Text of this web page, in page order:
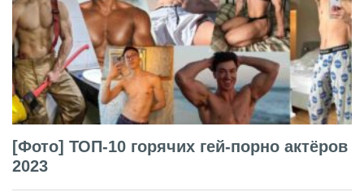
[Фото] ТОП-10 горячих гей-порно актёров
2023